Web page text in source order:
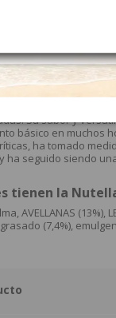
también ha
y su uso de aceite de
preocupaciones y ha
aumentando la
palma y reduciendo el
Su sabor y
básico en muchos
ha tomado
ha seguido siendo
tienen la
AVELLANAS (13%),
(7,4%),